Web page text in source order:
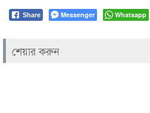
Share Messenger Whatsapp
শেয়ার করুন